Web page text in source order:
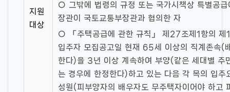
지원
대상
○ 그밖에 법령의 규정 또는 국가시책상 특별공
장관이 국토교통부장관과 협의한 자
○ 「주택공급에 관한 규칙」 제27조제1항의 제
입주자 모집공고일 현재 65세 이상의 직계존속(
한다)을 3년 이상 계속하여 부양(같은 세대별 주
는 경우에 한정한다)하고 있는 다음 각 목의 입주
성원(피부양자의 배우자도 무주택자이어야 하고